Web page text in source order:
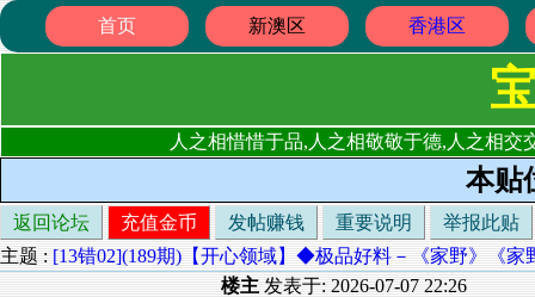
首页 新澳区 香港区
人之相惜惜于品,人之相敬敬于德,人之相
本贴
返回论坛 充值金币 发帖赚钱 重要说明
举报此贴
主题 : [13错02](189期)【开心领域】◆极品好料－《家野》《
楼主 发表于: 2026-07-07 22:26